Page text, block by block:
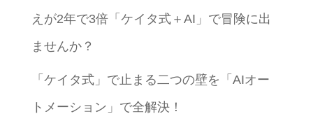
えが2年で3倍「ケイタ式＋AI」で冒険に出
ませんか？
「ケイタ式」で止まる二つの壁を「AIオー
トメーション」で全解決！